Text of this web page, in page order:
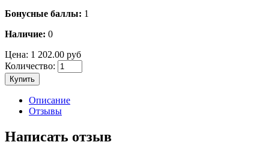
Бонусные баллы: 1
Наличие: 0
Цена: 1 202.00 руб
Количество:
Купить
Описание
Отзывы
Написать отзыв